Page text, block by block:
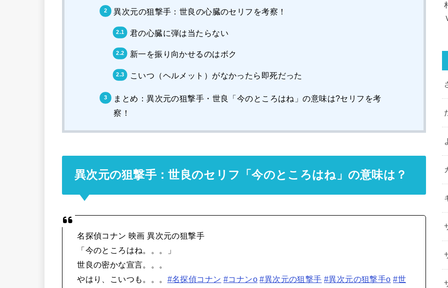
異次元の狙撃手：世良の心臓のセリフを考察！
君の心臓に弾は当たらない
新一を振り向かせるのはボク
こいつ（ヘルメット）がなかったら即死だった
まとめ：異次元の狙撃手・世良「今のところはね」の意味は?セリフを考
察！
異次元の狙撃手：世良のセリフ「今のところはね」の意味は？
名探偵コナン 映画 異次元の狙撃手
「今のところはね。。。」
世良の密かな宣言。。。
やはり、こいつも。。。 #名探偵コナン #コナンo #異次元の狙撃手 #異次元の狙撃手o #世